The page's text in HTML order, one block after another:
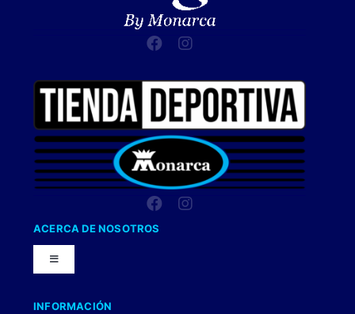
ACERCA DE NOSOTROS
Toggle
Navigation
Nuestra Compañia
INFORMACIÓN